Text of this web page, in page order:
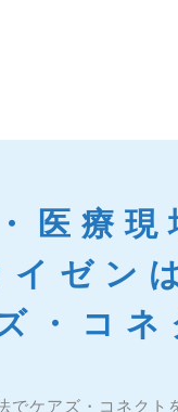
医療現
イゼン
・コネ
でケアズ・コネクト